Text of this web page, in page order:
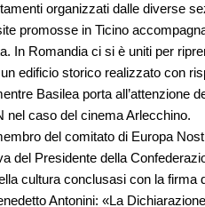
organizzati dalle diverse
promosse in Ticino
In Romandia ci si è uniti per
edificio storico realizzato con
Basilea porta all’attenzione
nel caso del cinema Arlecchino.
del comitato di Europa
del Presidente della
cultura conclusasi con la
Antonini: «La